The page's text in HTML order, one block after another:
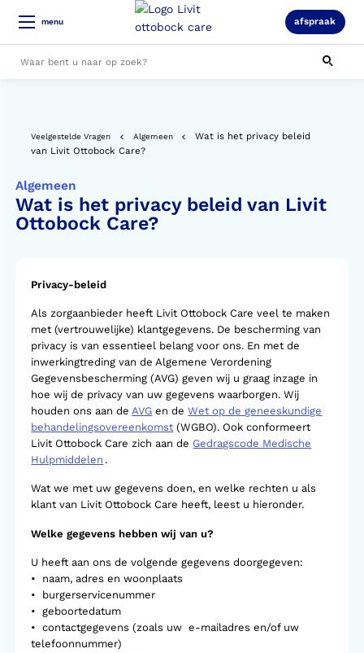
menu afspraak
Veelgestelde Vragen Algemeen
Wat is het privacy beleid
van Livit Ottobock Care?
Algemeen
Wat is het privacy beleid van Livit
Ottobock Care?
Privacy-beleid
Als zorgaanbieder heeft Livit Ottobock Care veel te maken
met (vertrouwelijke) klantgegevens. De bescherming van
privacy is van essentieel belang voor ons. En met de
inwerkingtreding van de Algemene Verordening
Gegevensbescherming (AVG) geven wij u graag inzage in
hoe wij de privacy van uw gegevens waarborgen. Wij
houden ons aan deAVG en deWet op de geneeskundige
behandelingsovereenkomst (WGBO). Ook conformeert
Livit Ottobock Care zich aan de Gedragscode Medische
Hulpmiddelen .
Wat we met uw gegevens doen, en welke rechten u als
klant van Livit Ottobock Care heeft, leest u hieronder.
Welke gegevens hebben wij van u?
U heeft aan ons de volgende gegevens doorgegeven:
• naam, adres en woonplaats
• burgerservicenummer
• geboortedatum
• contactgegevens (zoals uw e-mailadres en/of uw
telefoonnummer)